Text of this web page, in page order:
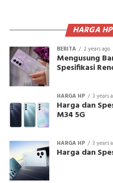
HARGA
BERITA 2 years ago
Mengusung
Spesifikasi
HARGA HP 3 years
Harga dan
M34 5G
HARGA HP 3 years
Harga dan